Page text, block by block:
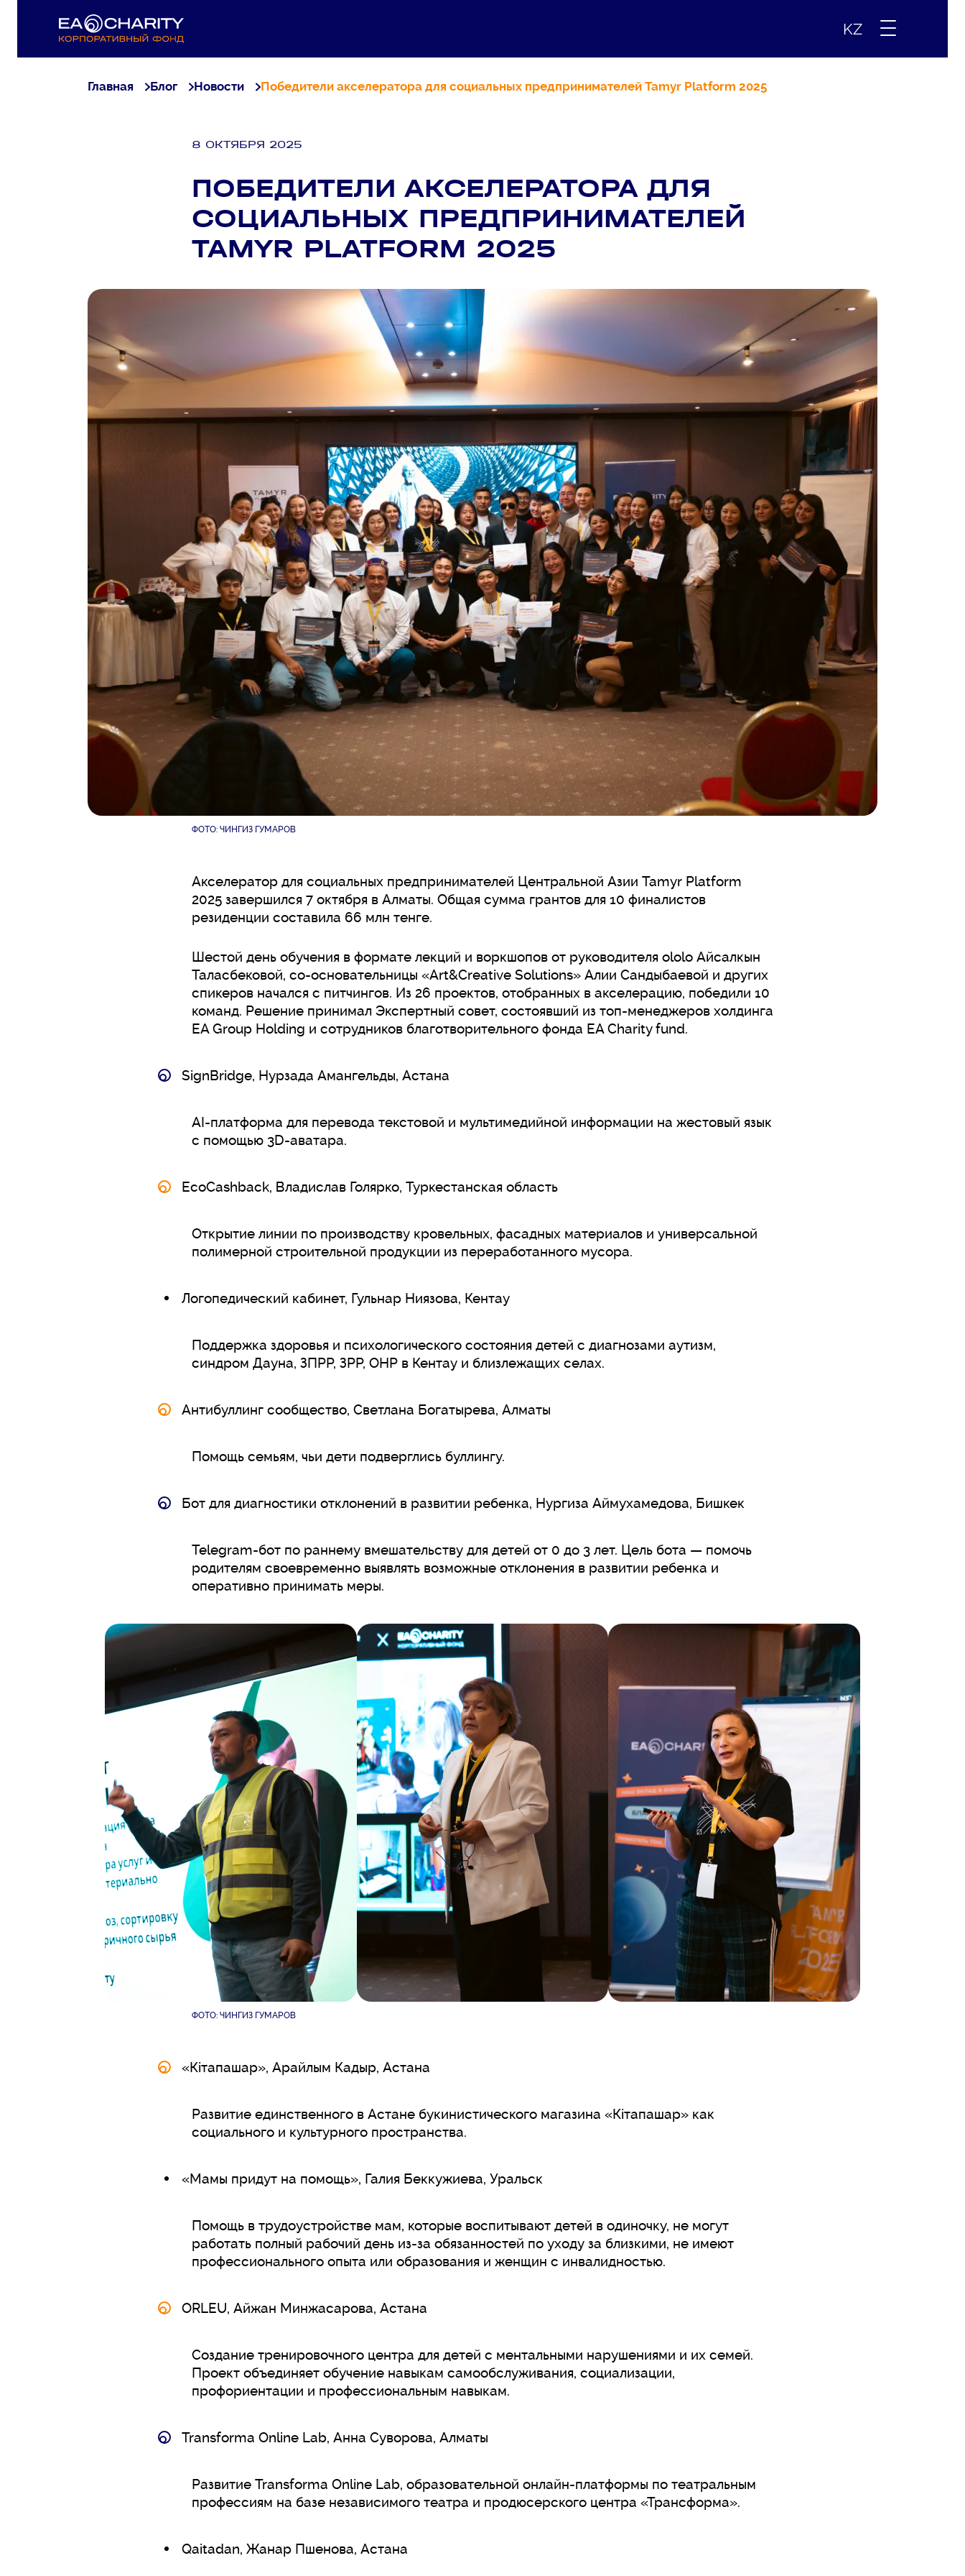
KZ
Главная Блог Новости Победители акселератора для социальных предпринимателей Tamyr Platform 2025
8 ОКТЯБРЯ 2025
ПОБЕДИТЕЛИ АКСЕЛЕРАТОРА ДЛЯ
СОЦИАЛЬНЫХ ПРЕДПРИНИМАТЕЛЕЙ
TAMYR PLATFORM 2025
ФОТО: ЧИНГИЗ ГУМАРОВ
Акселератор для социальных предпринимателей Центральной Азии Tamyr Platform
2025 завершился 7 октября в Алматы. Общая сумма грантов для 10 финалистов
резиденции составила 66 млн тенге.
Шестой день обучения в формате лекций и воркшопов от руководителя ololo Айсалкын
Таласбековой, со-основательницы «Art&Creative Solutions» Алии Сандыбаевой и других
спикеров начался с питчингов. Из 26 проектов, отобранных в акселерацию, победили 10
команд. Решение принимал Экспертный совет, состоявший из топ-менеджеров холдинга
EA Group Holding и сотрудников благотворительного фонда EA Charity fund.
SignBridge, Нурзада Амангельды, Астана
AI-платформа для перевода текстовой и мультимедийной информации на жестовый язык
с помощью 3D-аватара.
EcoCashback, Владислав Голярко, Туркестанская область
Открытие линии по производству кровельных, фасадных материалов и универсальной
полимерной строительной продукции из переработанного мусора.
Логопедический кабинет, Гульнар Ниязова, Кентау
Поддержка здоровья и психологического состояния детей с диагнозами аутизм,
синдром Дауна, ЗПРР, ЗРР, ОНР в Кентау и близлежащих селах.
Антибуллинг сообщество, Светлана Богатырева, Алматы
Помощь семьям, чьи дети подверглись буллингу.
Бот для диагностики отклонений в развитии ребенка, Нургиза Аймухамедова, Бишкек
Telegram-бот по раннему вмешательству для детей от 0 до 3 лет. Цель бота — помочь
родителям своевременно выявлять возможные отклонения в развитии ребенка и
оперативно принимать меры.
ФОТО: ЧИНГИЗ ГУМАРОВ
«Кітапашар», Арайлым Кадыр, Астана
Развитие единственного в Астане букинистического магазина «Кітапашар» как
социального и культурного пространства.
«Мамы придут на помощь», Галия Беккужиева, Уральск
Помощь в трудоустройстве мам, которые воспитывают детей в одиночку, не могут
работать полный рабочий день из-за обязанностей по уходу за близкими, не имеют
профессионального опыта или образования и женщин с инвалидностью.
ORLEU, Айжан Минжасарова, Астана
Создание тренировочного центра для детей с ментальными нарушениями и их семей.
Проект объединяет обучение навыкам самообслуживания, социализации,
профориентации и профессиональным навыкам.
Transforma Online Lab, Анна Суворова, Алматы
Развитие Transforma Online Lab, образовательной онлайн-платформы по театральным
профессиям на базе независимого театра и продюсерского центра «Трансформа».
Qaitadan, Жанар Пшенова, Астана